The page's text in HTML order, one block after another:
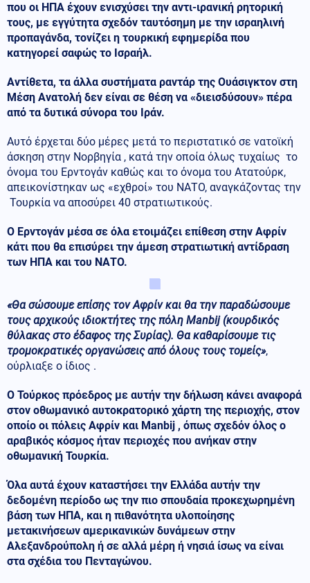
που οι ΗΠΑ έχουν ενισχύσει την αντι-ιρανική ρητορική
τους, με εγγύτητα σχεδόν ταυτόσημη με την ισραηλινή
προπαγάνδα, τονίζει η τουρκική εφημερίδα που
κατηγορεί σαφώς το Ισραήλ.
Αντίθετα, τα άλλα συστήματα ραντάρ της Ουάσιγκτον στη
Μέση Ανατολή δεν είναι σε θέση να «διεισδύσουν» πέρα ​​
από τα δυτικά σύνορα του Ιράν.
Αυτό έρχεται δύο μέρες μετά το περιστατικό σε νατοϊκή
άσκηση στην Νορβηγία , κατά την οποία όλως τυχαίως το
όνομα του Ερντογάν καθώς και το όνομα του Ατατούρκ,
απεικονίστηκαν ως «εχθροί» του ΝΑΤΟ, αναγκάζοντας την
Τουρκία να αποσύρει 40 στρατιωτικούς.
Ο Ερντογάν μέσα σε όλα ετοιμάζει επίθεση στην Αφρίν
κάτι που θα επισύρει την άμεση στρατιωτική αντίδραση
των ΗΠΑ και του ΝΑΤΟ.
«Θα σώσουμε επίσης τον Αφρίν και θα την παραδώσουμε
τους αρχικούς ιδιοκτήτες της πόλη Manbij (κουρδικός
θύλακας στο έδαφος της Συρίας). Θα καθαρίσουμε τις
τρομοκρατικές οργανώσεις από όλους τους τομείς»,
ούρλιαξε ο ίδιος .
Ο Τούρκος πρόεδρος με αυτήν την δήλωση κάνει αναφορά
στον οθωμανικό αυτοκρατορικό χάρτη της περιοχής, στον
οποίο οι πόλεις Αφρίν και Manbij , όπως σχεδόν όλος ο
αραβικός κόσμος ήταν περιοχές που ανήκαν στην
οθωμανική Τουρκία.
Όλα αυτά έχουν καταστήσει την Ελλάδα αυτήν την
δεδομένη περίοδο ως την πιο σπουδαία προκεχωρημένη
βάση των ΗΠΑ, και η πιθανότητα υλοποίησης
μετακινήσεων αμερικανικών δυνάμεων στην
Αλεξανδρούπολη ή σε αλλά μέρη ή νησιά ίσως να είναι
στα σχέδια του Πενταγώνου.